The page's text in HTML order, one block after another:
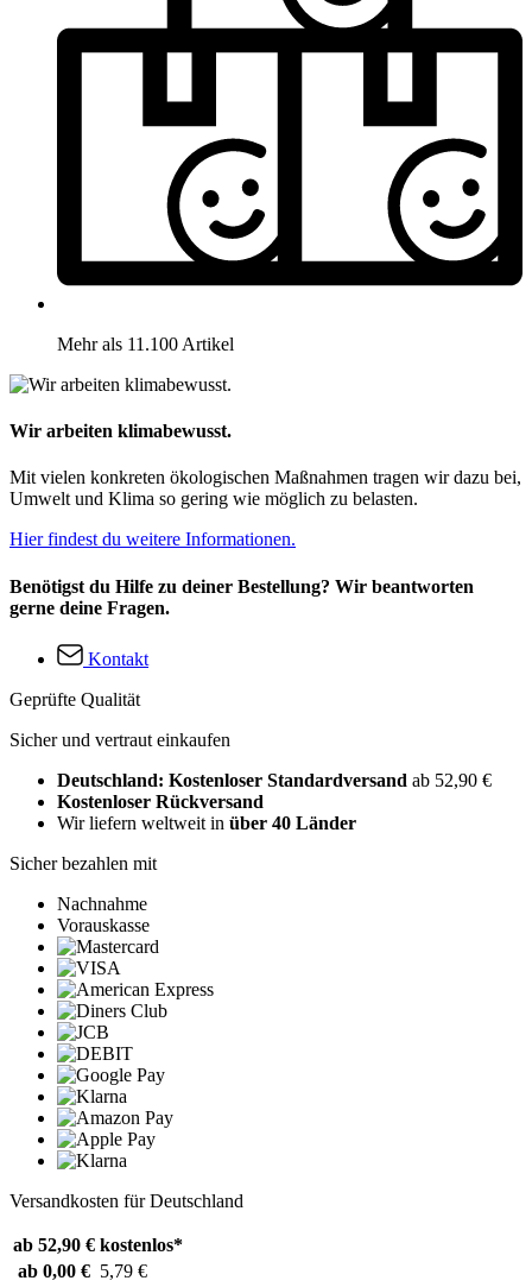
Mehr als 11.100 Artikel
Wir arbeiten klimabewusst.
Mit vielen konkreten ökologischen Maßnahmen tragen wir dazu bei,
Umwelt und Klima so gering wie möglich zu belasten.
Hier findest du weitere Informationen.
Benötigst du Hilfe zu deiner Bestellung? Wir beantworten
gerne deine Fragen.
Kontakt
Geprüfte Qualität
Sicher und vertraut einkaufen
Deutschland: Kostenloser Standardversand ab 52,90 €
Kostenloser Rückversand
Wir liefern weltweit in über 40 Länder
Sicher bezahlen mit
Nachnahme
Vorauskasse
Versandkosten für Deutschland
ab 52,90 € kostenlos*
ab 0,00 € 5,79 €